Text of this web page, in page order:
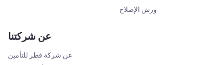
ورش الإصلاح
عن شركتنا
عن شركة قطر للتأمين